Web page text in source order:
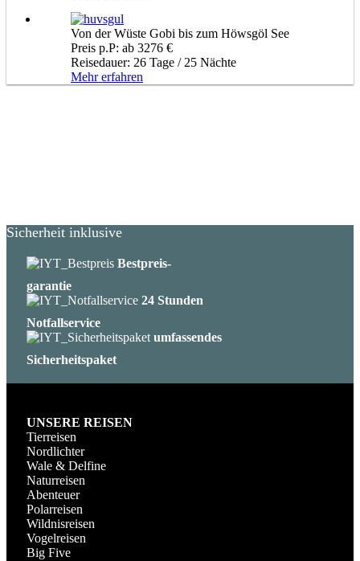
Von der Wüste Gobi bis zum Höwsgöl See
Preis p.P: ab 3276 €
Reisedauer: 26 Tage / 25 Nächte
Mehr erfahren
Sicherheit inklusive
Bestpreis-
garantie
24 Stunden
Notfallservice
umfassendes
Sicherheitspaket
UNSERE REISEN
Tierreisen
Nordlichter
Wale & Delfine
Naturreisen
Abenteuer
Polarreisen
Wildnisreisen
Vogelreisen
Big Five